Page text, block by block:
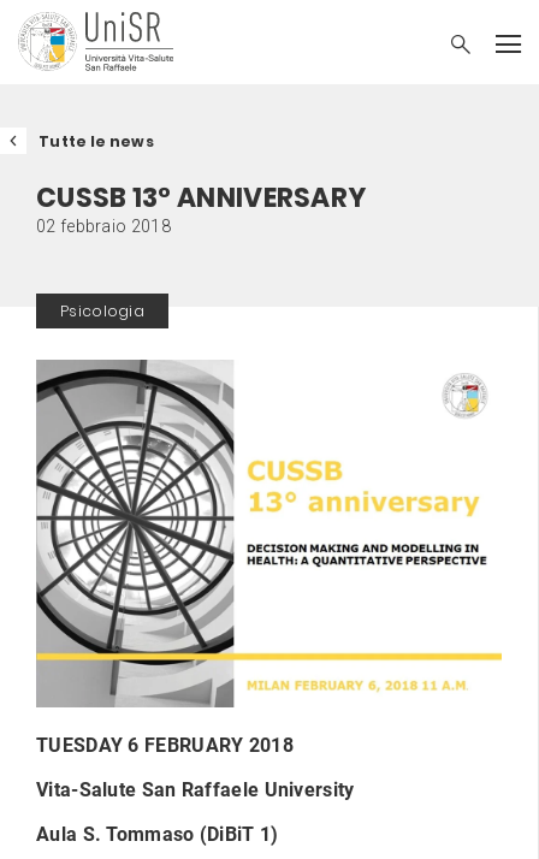
Tutte le news
CUSSB 13° ANNIVERSARY
02 febbraio 2018
Psicologia
TUESDAY 6 FEBRUARY 2018
Vita-Salute San Raffaele University
Aula S. Tommaso (DiBiT 1)